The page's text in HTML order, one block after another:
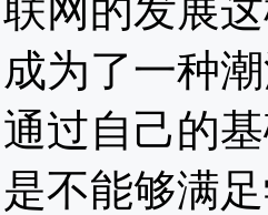
联网的发展
成为了一种
通过自己的
是不能够满